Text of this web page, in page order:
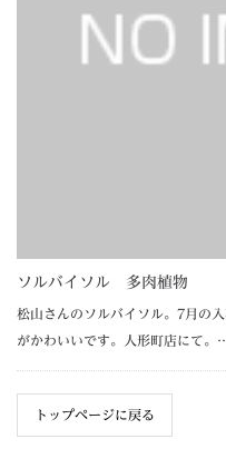
ソルバイソル 多肉植物
松山さんのソルバイソル。7月の
がかわいいです。人形町店にて。
トップページに戻る